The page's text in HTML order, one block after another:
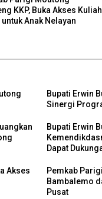
KKP, Buka Akses Kuliah
Anak Nelayan
Bupati Erwin
Sinergi
Bupati Erwin
Dapat
Akses
Pemkab
Bambalemo
Pusat